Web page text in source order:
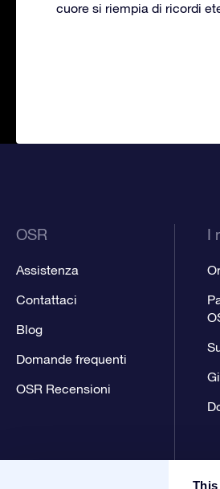
This
cuore si riempia di ricordi
OSR
Assistenza
Contattaci
Blog
Domande frequenti
OSR Recensioni
I